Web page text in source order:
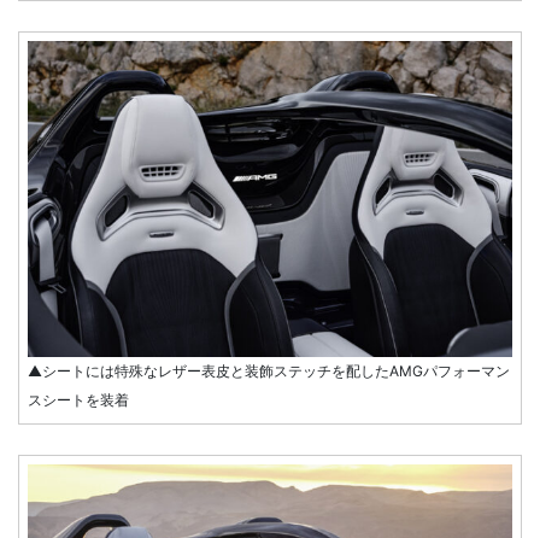
▲シートには特殊なレザー表皮と装飾ステッチを配したAMGパフォーマン
スシートを装着